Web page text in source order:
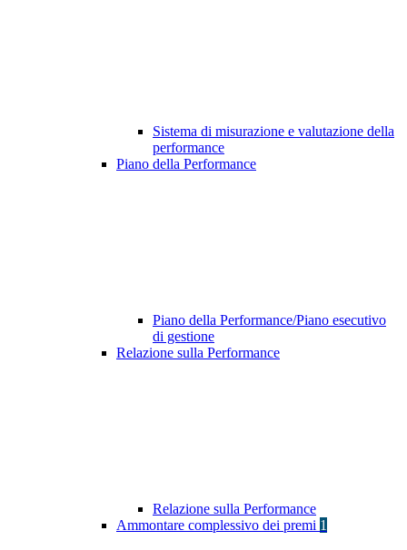
Sistema di misurazione e valutazione della
performance
Piano della Performance
Piano della Performance/Piano esecutivo
di gestione
Relazione sulla Performance
Relazione sulla Performance
Ammontare complessivo dei premi 1